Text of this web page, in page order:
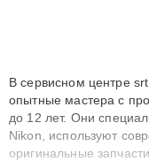
В сервисном центре
опытные мастера с
до 12 лет. Они
Nikon, используют
оригинальные